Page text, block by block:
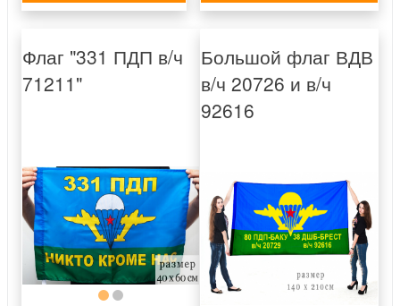
Флаг "331 ПДП в/ч
71211"
Большой флаг ВДВ
в/ч 20726 и в/ч
92616